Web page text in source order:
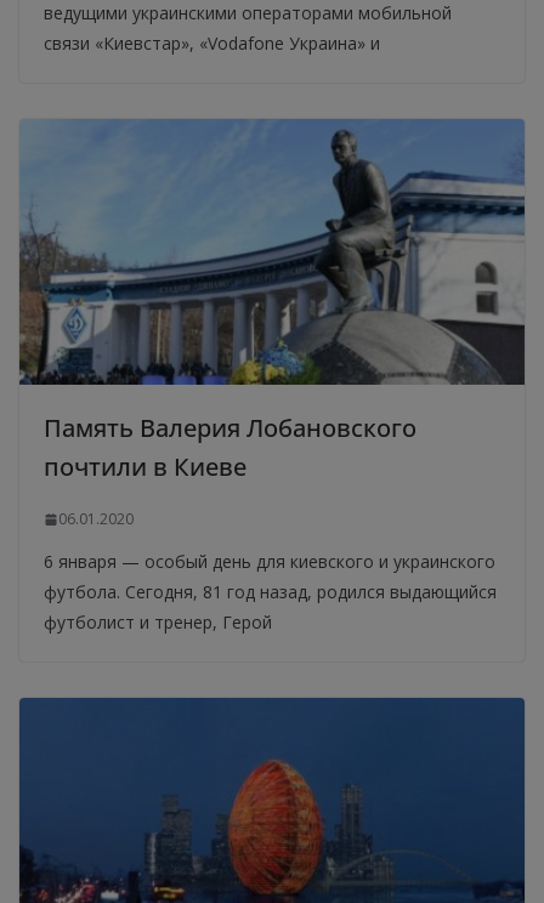
ведущими украинскими операторами мобильной
связи «Киевстар», «Vodafone Украина» и
Память Валерия Лобановского
почтили в Киеве
06.01.2020
6 января — особый день для киевского и украинского
футбола. Сегодня, 81 год назад, родился выдающийся
футболист и тренер, Герой